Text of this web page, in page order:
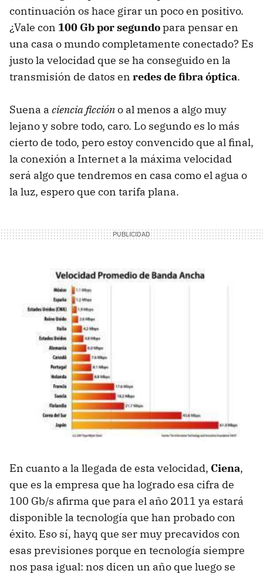
continuación os hace girar un poco en positivo.
¿Vale con 100 Gb por segundopara pensar en
una casa o mundo completamente conectado? Es
justo la velocidad que se ha conseguido en la
transmisión de datos en redes de fibra óptica.
Suena a ciencia ficcióno al menos a algo muy
lejano y sobre todo, caro. Lo segundo es lo más
cierto de todo, pero estoy convencido que al final,
la conexión a Internet a la máxima velocidad
será algo que tendremos en casa como el agua o
la luz, espero que con tarifa plana.
En cuanto a la llegada de esta velocidad, Ciena,
que es la empresa que ha logrado esa cifra de
100 Gb/s afirma que para el año 2011 ya estará
disponible la tecnología que han probado con
éxito. Eso sí, hayq que ser muy precavidos con
esas previsiones porque en tecnología siempre
nos pasa igual: nos dicen un año que luego se